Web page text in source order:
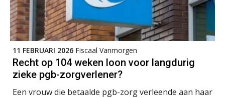
11 FEBRUARI 2026 Fiscaal Vanmorgen
Recht op 104 weken loon voor langdurig
zieke pgb-zorgverlener?
Een vrouw die betaalde pgb-zorg verleende aan haar
Martin de Graaf
Michiel Pouwels